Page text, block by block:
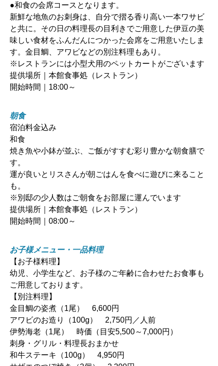
●和食の会席コースとなります。
新鮮な地魚のお刺身は、自分で摺る香り高い一本ワサビ
と共に。その日の料理長の目利きでご用意した伊豆の美
味しい食材をふんだんにつかった会席をご用意いたしま
す。金目鯛、アワビなどの別注料理もあり。
※レストランには小型犬用のペットカートがございます
提供場所｜本館食事処（レストラン）
開始時間｜18:00～
朝食
宿泊料金込み
和食
焼き魚や小鉢が並ぶ、ご飯がすすむ彩り豊かな朝食膳で
す。
運が良いとリスさんが朝ごはんを食べに遊びに来ること
も。
※別邸の少人数はご朝食をお部屋に運んでいます
提供場所｜本館食事処（レストラン）
開始時間｜08:00～
お子様メニュー・一品料理
【お子様料理】
幼児、小学生など、お子様のご年齢に合わせたお食事も
ご用意しております。
【別注料理】
金目鯛の姿煮（1尾） 6,600円
アワビのお造り（100g） 2,750円／人前
伊勢海老（1尾） 時価（目安5,500～7,000円）
刺身・グリル・料理長おまかせ
和牛ステーキ（100g） 4,950円